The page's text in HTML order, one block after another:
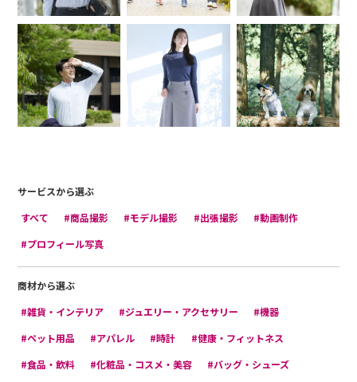
サービスから選ぶ
すべて
#商品撮影 #モデル撮影 #出張撮影
#動画制作
#プロフィール写真
商材から選ぶ
#雑貨・インテリア
#ジュエリー・アクセサリー
#機器
#ペット用品
#アパレル #時計
#健康・フィットネス
#食品・飲料
#化粧品・コスメ・美容
#バッグ・シューズ